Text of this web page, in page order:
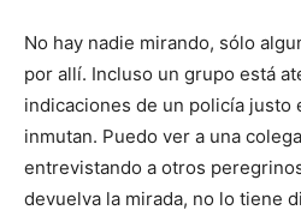
No hay nadie mirando, sólo
por allí. Incluso un grupo está
indicaciones de un policía justo
inmutan. Puedo ver a una
entrevistando a otros
devuelva la mirada, no lo tiene